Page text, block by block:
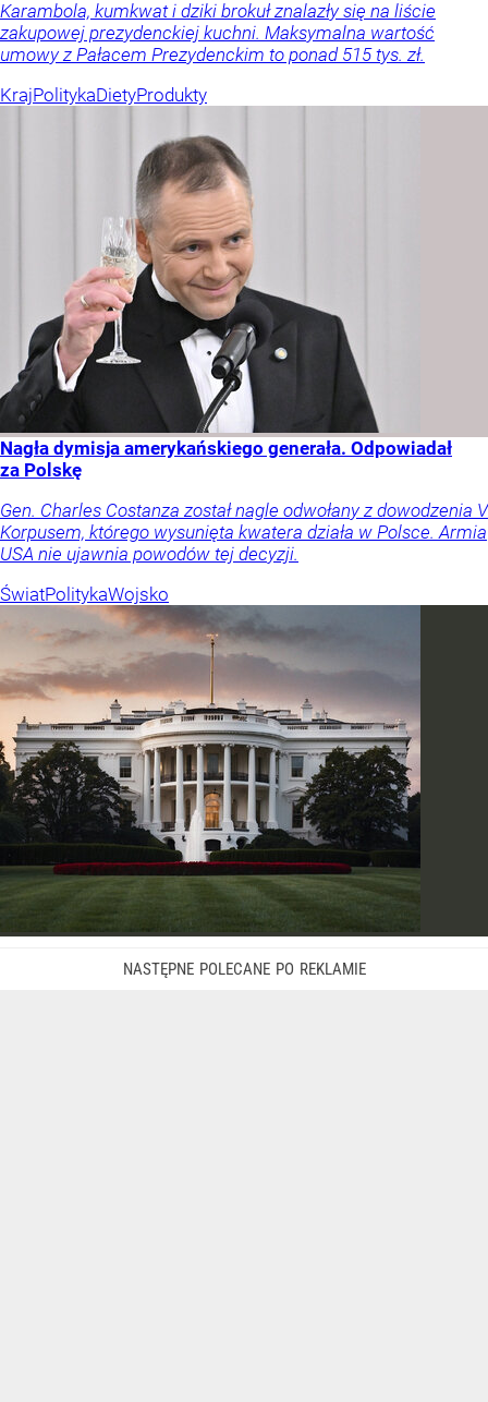
Karambola, kumkwat i dziki brokuł znalazły się na liście
zakupowej prezydenckiej kuchni. Maksymalna wartość
umowy z Pałacem Prezydenckim to ponad 515 tys. zł.
KrajPolitykaDietyProdukty
Nagła dymisja amerykańskiego generała. Odpowiadał
za Polskę
Gen. Charles Costanza został nagle odwołany z dowodzenia V
Korpusem, którego wysunięta kwatera działa w Polsce. Armia
USA nie ujawnia powodów tej decyzji.
ŚwiatPolitykaWojsko